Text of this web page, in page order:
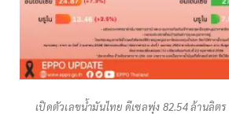
เปิดตัวเลขน้ำมันไทย ดีเซลพุ่ง 82.54 ล้านลิตร